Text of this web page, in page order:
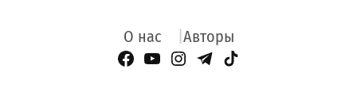
О нас Авторы
Facebook Page
YouTube
Instagram
Telegram
TikTok